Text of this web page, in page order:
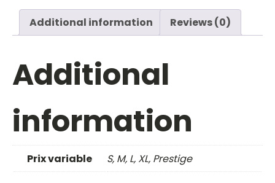
quantity
Additional information Reviews (0)
Additional
information
Prix variable S, M, L, XL, Prestige